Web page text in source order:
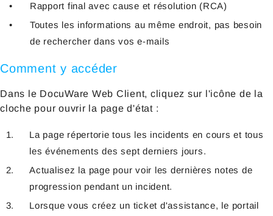
Rapport final avec cause et résolution (RCA)
Toutes les informations au même endroit, pas besoin
de rechercher dans vos e-mails
Comment y accéder
Dans le DocuWare Web Client, cliquez sur l'icône de la
cloche pour ouvrir la page d'état :
La page répertorie tous les incidents en cours et tous
les événements des sept derniers jours.
Actualisez la page pour voir les dernières notes de
progression pendant un incident.
Lorsque vous créez un ticket d'assistance, le portail